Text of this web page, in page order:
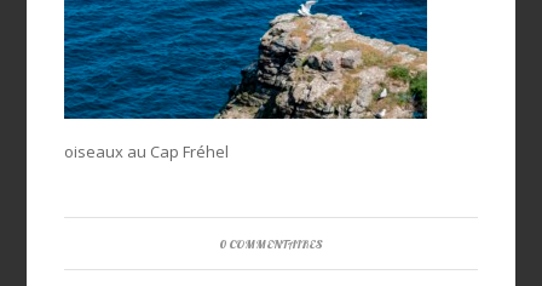
oiseaux au Cap Fréhel
0 COMMENTAIRES